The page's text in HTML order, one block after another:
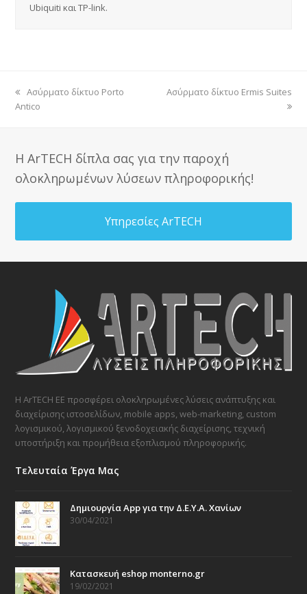
Ubiquiti και TP-link.
previous
post:
Ασύρματο δίκτυο Porto
Antico
next
Ασύρματο δίκτυο Ermis Suites
Η ArTECH δίπλα σας για την παροχή
ολοκληρωμένων λύσεων πληροφορικής!
Υπηρεσίες ArTECH
Η ArTECH ΕΕ προσφέρει ολοκληρωμένες λύσεις ανάπτυξης και
διαχείρισης ιστοσελίδων, mobile apps, web-marketing, custom
λογισμικού, λογισμικού ξενοδοχειακής διαχείρισης, τεχνική
υποστήριξη και προμήθεια εξοπλισμού πληροφορικής.
Τελευταία Έργα Μας
Δημιουργία App για την Δ.Ε.Υ.Α. Χανίων
30/04/2021
Κατασκευή eshop monterno.gr
19/02/2021